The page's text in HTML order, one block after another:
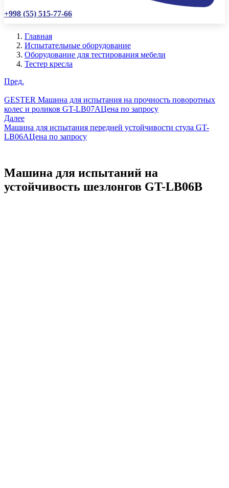
+998 (55) 515-77-66
Главная
Испытательные оборудование
Оборудование для тестирования мебели
Тестер кресла
Пред.
GESTER Машина для испытания на прочность поворотных
колес и роликов GT-LB07AЦена по запросу
Далее
Машина для испытания передней устойчивости стула GT-
LB06AЦена по запросу
Машина для испытаний на
устойчивость шезлонгов GT-LB06B